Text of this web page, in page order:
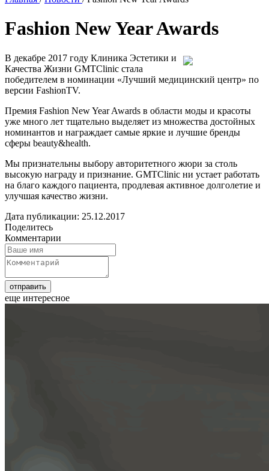
Fashion New Year Awards
В декабре 2017 году Клиника Эстетики и
Качества Жизни GMTClinic стала
победителем в номинации «Лучший медицинский центр» по
версии FashionTV.
Премия Fashion New Year Awards в области моды и красоты
уже много лет тщательно выделяет из множества достойных
номинантов и награждает самые яркие и лучшие бренды
сферы beauty&health.
Мы признательны выбору авторитетного жюри за столь
высокую награду и признание. GMTClinic ни устает работать
на благо каждого пациента, продлевая активное долголетие и
улучшая качество жизни.
Дата публикации: 25.12.2017
Поделитесь
Комментарии
еще интересное